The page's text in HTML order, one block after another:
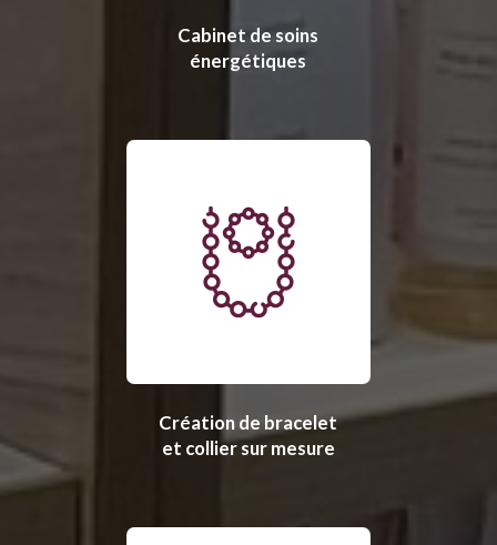
Cabinet de soins
énergétiques
Création de bracelet
et collier sur mesure